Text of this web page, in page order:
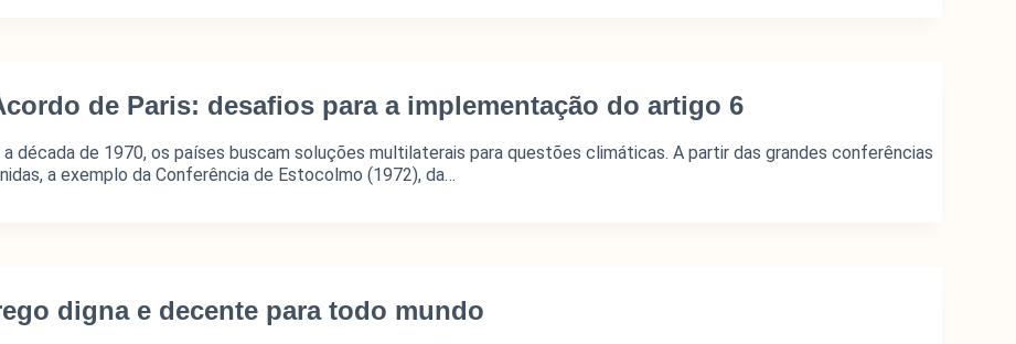
Blog do MNDE
Lives do MNDE
(MNDE) é um agregador de informações
de Paris: desafios para a implementação do artigo 6
a década de 1970, os países buscam soluções multilaterais para questões climáticas. A partir das grandes conferências
a exemplo da Conferência de Estocolmo (1972), da…
digna e decente para todo mundo